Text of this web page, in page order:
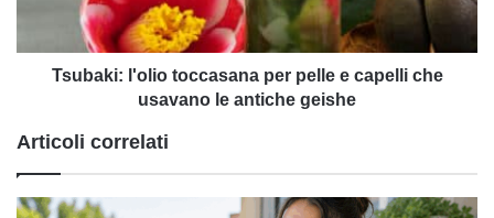
usavano
Tsubaki: l'olio toccasana per pelle e capelli che
usavano le antiche geishe
Articoli correlati